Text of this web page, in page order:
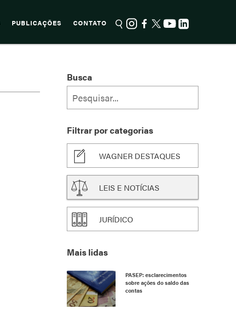
PUBLICAÇÕES CONTATO
Busca
Filtrar por categorias
WAGNER DESTAQUES
LEIS E NOTÍCIAS
JURÍDICO
Mais lidas
PASEP: esclarecimentos
sobre ações do saldo das
contas